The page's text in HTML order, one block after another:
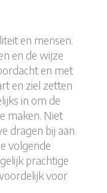
en mensen.
en de wijze
en met
en ziel zetten
in om de
maken. Niet
dragen bij aan
volgende
prachtige
voor